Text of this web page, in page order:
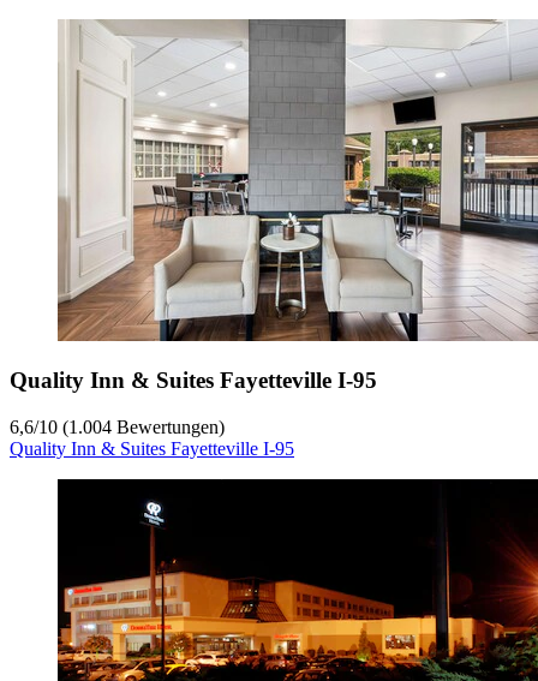
Quality Inn & Suites Fayetteville I-95
6,6/10 (1.004 Bewertungen)
Quality Inn & Suites Fayetteville I-95